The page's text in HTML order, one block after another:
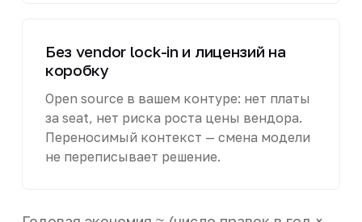
Без vendor lock-in и лицензий на
коробку
Open source в вашем контуре: нет платы
за seat, нет риска роста цены вендора.
Переносимый контекст — смена модели
не переписывает решение.